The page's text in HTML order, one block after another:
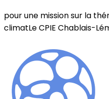
pour une mission sur la
climatLe CPIE Chablais-